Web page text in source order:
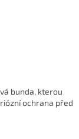
bunda, kterou
ochrana před